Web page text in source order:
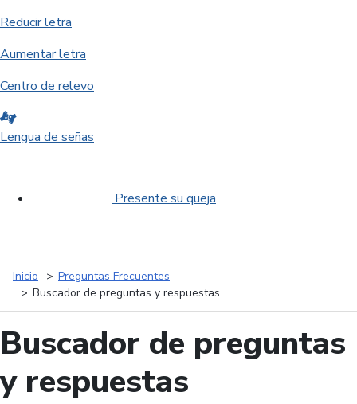
Reducir letra
Aumentar letra
Centro de relevo
Lengua de señas
Presente su queja
Inicio
Preguntas Frecuentes
Buscador de preguntas y respuestas
Buscador de preguntas
y respuestas